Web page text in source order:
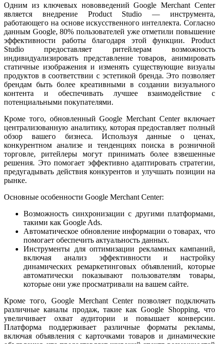
Одним из ключевых нововведений Google Merchant Center
является внедрение Product Studio — инструмента,
работающего на основе искусственного интеллекта. Согласно
данным Google, 80% пользователей уже отметили повышение
эффективности работы благодаря этой функции. Product
Studio предоставляет ритейлерам возможность
индивидуализировать представление товаров, анимировать
статичные изображения и изменять существующие визуалы
продуктов в соответствии с эстетикой бренда. Это позволяет
брендам быть более креативными в создании визуального
контента и обеспечивать лучшее взаимодействие с
потенциальными покупателями.
Кроме того, обновленный Google Merchant Center включает
централизованную аналитику, которая предоставляет полный
обзор вашего бизнеса. Используя данные о ценах,
конкурентном анализе и тенденциях поиска в розничной
торговле, ритейлеры могут принимать более взвешенные
решения. Это помогает эффективно адаптировать стратегии,
предугадывать действия конкурентов и улучшать позиции на
рынке.
Основные особенности Google Merchant Center:
Возможность синхронизации с другими платформами,
такими как Google Ads.
Автоматическое обновление информации о товарах, что
помогает обеспечить актуальность данных.
Инструменты для оптимизации рекламных кампаний,
включая анализ эффективности и настройку
динамических ремаркетинговых объявлений, которые
автоматически показывают пользователям товары,
которые они уже просматривали на вашем сайте.
Кроме того, Google Merchant Center позволяет подключать
различные каналы продаж, такие как Google Shopping, что
увеличивает охват аудитории и повышает конверсии.
Платформа поддерживает различные форматы рекламы,
включая объявления с карточками товаров и динамические